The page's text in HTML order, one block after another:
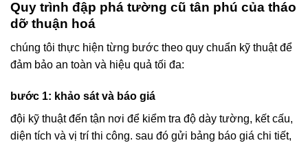
Quy trình đập phá tường cũ tân phú của tháo
dỡ thuận hoá
chúng tôi thực hiện từng bước theo quy chuẩn kỹ thuật để
đảm bảo an toàn và hiệu quả tối đa:
bước 1: khảo sát và báo giá
đội kỹ thuật đến tận nơi để kiểm tra độ dày tường, kết cấu,
diện tích và vị trí thi công. sau đó gửi bảng báo giá chi tiết,